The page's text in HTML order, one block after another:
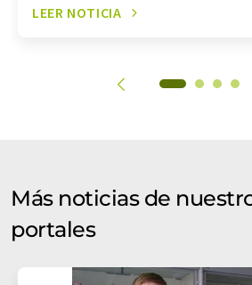
LEER NOTICIA
Más noticias de
portales